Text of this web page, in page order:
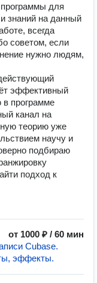
программы для
знаний на данный
всегда
советом, если
нужно людям,
эффективный
в программе
канал на
теорию уже
научу и
подбираю
подход к
от 1000 ₽ / 60 мин
Cubase.
эффекты.